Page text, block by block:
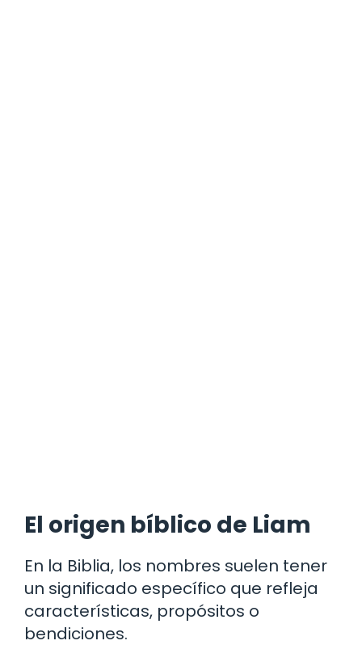
El origen bíblico de Liam
En la Biblia, los nombres suelen tener
un significado específico que refleja
características, propósitos o
bendiciones.